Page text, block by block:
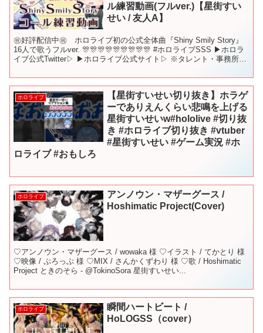
ル練習動画(フルver.)【星街すい
せい / 友人A】
㊗好評配信中㊗ ホロライブ初の公式全体曲『Shiny Smily Story』
16人で歌うフルver. 🎊🎊🎊🎊🎊🎊🎊🎊🎊 #ホロライブSSS ▶ホロラ
イブ公式Twitter▷ ▶ホロライブ公式サイト▷ ※タレント・事務所ス
ホロライブ
【星街すいせい切り抜き】ホラゲ
ーでありえんくらい悲鳴を上げる
星街すいせいw#hololive #切り抜
き #ホロライブ切り抜き #vtuber
#星街すいせい #ゲーム実況 #ホ
ロライブ #おもしろ
ホロライブ
アンノウン・マザーグース /
Hoshimatic Project(Cover)
♡アンノウン・マザーグース / wowaka 様 ♡イラスト / てかとり 様
♡映像 / ぷろっぷ 様 ♡MIX / さんかくずわり 様 ♡歌 / Hoshimatic
Project ときのそら - @TokinoSora 星街すいせい...
ホロライブ
瞬間ハートビート /
HoLOGSS（cover）